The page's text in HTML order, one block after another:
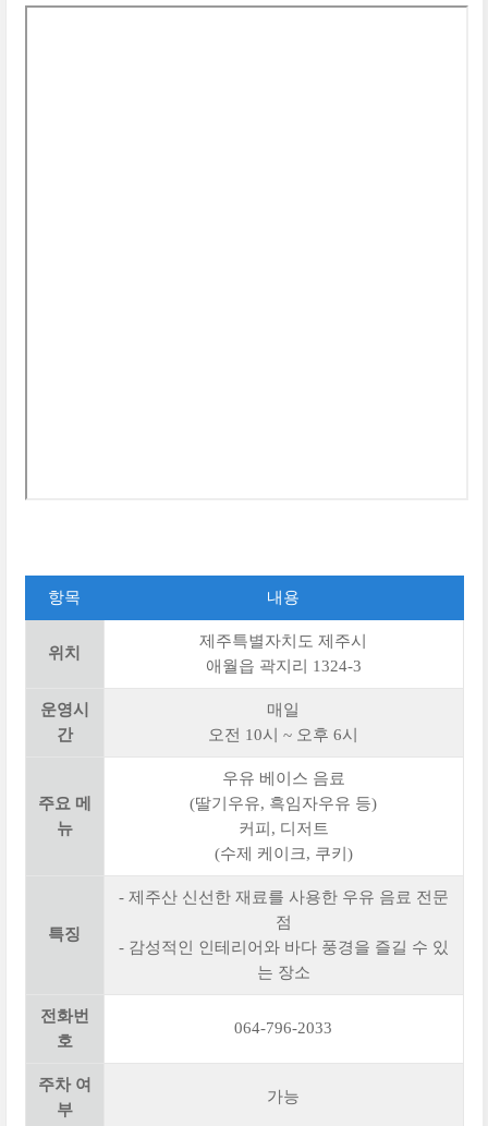
항목 내용
위치
제주특별자치도 제주시
애월읍 곽지리 1324-3
운영시
간
매일
오전 10시 ~ 오후 6시
주요 메
뉴
우유 베이스 음료
(딸기우유, 흑임자우유 등)
커피, 디저트
(수제 케이크, 쿠키)
특징
- 제주산 신선한 재료를 사용한 우유 음료 전문
점
- 감성적인 인테리어와 바다 풍경을 즐길 수 있
는 장소
전화번
호
064-796-2033
주차 여
부
가능